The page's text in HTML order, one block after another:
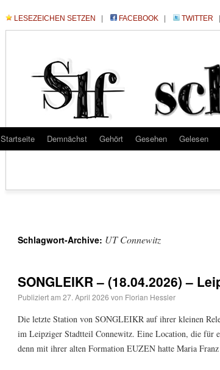
LESEZEICHEN SETZEN FACEBOOK TWITTER
Startseite Demnächst Gehört Gesehen Gelesen
Schlagwort-Archive: UT Connewitz
SONGLEIKR – (18.04.2026) –
Publiziert am 27. April 2026 von Florian Hessler
Die letzte Station von SONGLEIKR auf ihrer kleinen
im Leipziger Stadtteil Connewitz. Eine Location, die für
denn mit ihrer alten Formation EUZEN hatte Maria